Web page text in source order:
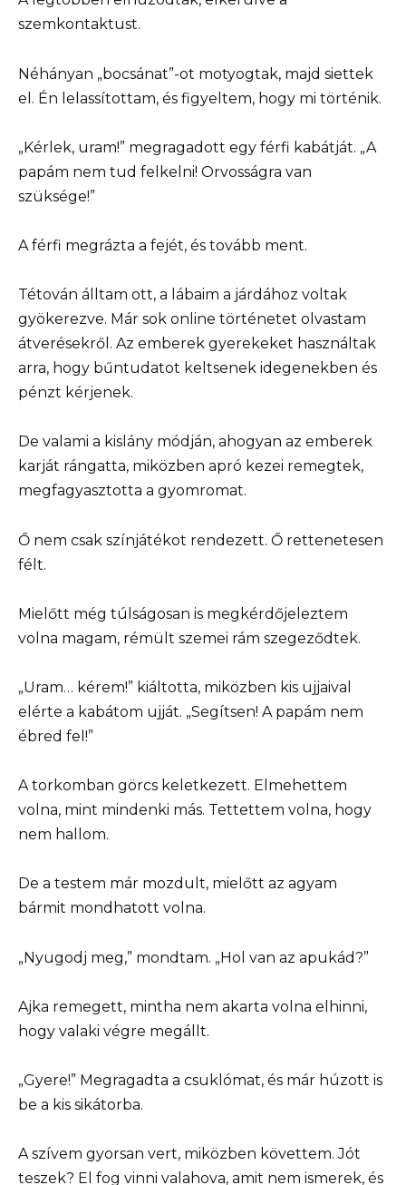
szemkontaktust.
Néhányan „bocsánat”-ot motyogtak, majd siettek
el. Én lelassítottam, és figyeltem, hogy mi történik.
„Kérlek, uram!” megragadott egy férfi kabátját. „A
papám nem tud felkelni! Orvosságra van
szüksége!”
A férfi megrázta a fejét, és tovább ment.
Tétován álltam ott, a lábaim a járdához voltak
gyökerezve. Már sok online történetet olvastam
átverésekről. Az emberek gyerekeket használtak
arra, hogy bűntudatot keltsenek idegenekben és
pénzt kérjenek.
De valami a kislány módján, ahogyan az emberek
karját rángatta, miközben apró kezei remegtek,
megfagyasztotta a gyomromat.
Ő nem csak színjátékot rendezett. Ő rettenetesen
félt.
Mielőtt még túlságosan is megkérdőjeleztem
volna magam, rémült szemei rám szegeződtek.
„Uram… kérem!” kiáltotta, miközben kis ujjaival
elérte a kabátom ujját. „Segítsen! A papám nem
ébred fel!”
A torkomban görcs keletkezett. Elmehettem
volna, mint mindenki más. Tettettem volna, hogy
nem hallom.
De a testem már mozdult, mielőtt az agyam
bármit mondhatott volna.
„Nyugodj meg,” mondtam. „Hol van az apukád?”
Ajka remegett, mintha nem akarta volna elhinni,
hogy valaki végre megállt.
„Gyere!” Megragadta a csuklómat, és már húzott is
be a kis sikátorba.
A szívem gyorsan vert, miközben követtem. Jót
teszek? El fog vinni valahova, amit nem ismerek, és